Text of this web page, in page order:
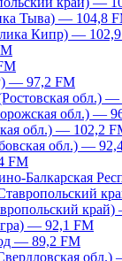
Тыва) — 104,8
Кипр) —
— 97,2 FM
обл.)
обл.) —
обл.) — 102,2
обл.) —
FM
Балкарская
— 92,1 FM
— 89,2 FM
обл.)